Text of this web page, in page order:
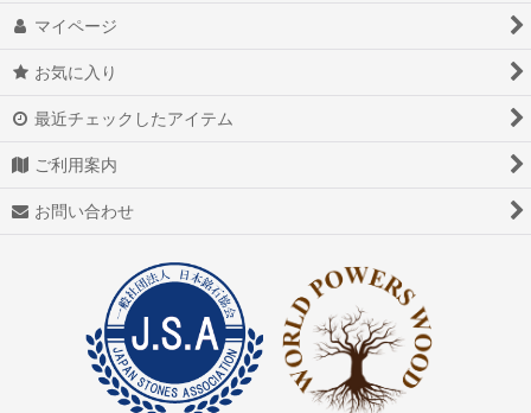
マイページ
お気に入り
最近チェックしたアイテム
ご利用案内
お問い合わせ